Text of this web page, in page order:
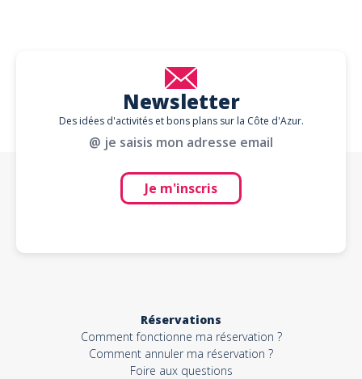
Newsletter
Des idées d'activités et bons plans sur la Côte d'Azur.
@ je saisis mon adresse email
Je m'inscris
Réservations
Comment fonctionne ma réservation ?
Comment annuler ma réservation ?
Foire aux questions